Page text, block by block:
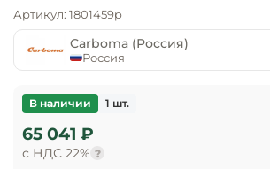
Артикул: 1801459p
Carboma (Россия)
Россия
65 041 ₽
с НДС 22% ?
В наличии 1 шт.